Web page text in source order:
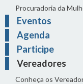
Procuradoria da
Eventos
Agenda
Participe
Vereadores
Conheça os